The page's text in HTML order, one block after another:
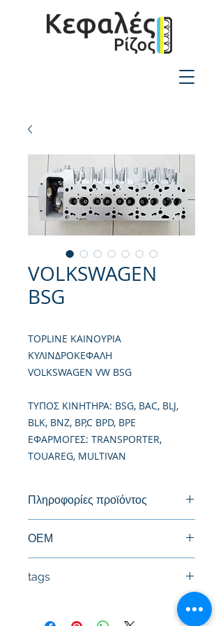
VOLKSWAGEN
BSG
TOPLINE ΚΑΙΝΟΥΡΙΑ
ΚΥΛΙΝΔΡΟΚΕΦΑΛΗ
VOLKSWAGEN VW BSG
TΥΠΟΣ ΚΙΝΗΤΗΡΑ: BSG, BAC, BLJ,
BLK, BNZ, BP,C BPD, BPE
ΕΦΑΡΜΟΓΕΣ: TRANSPORTER,
TOUAREG, MULTIVAN
Πληροφορίες προϊόντος
ΟΕΜ
070103063K, 070103063Q,
070103063S, 070103267AX, 070103
tags
#Κυλινδροκεφαλή #Κεφαλάρι